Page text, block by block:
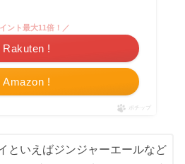
Amazon !
ント最大11倍！／
Rakuten !
ポチップ
といえばジンジャーエールなど